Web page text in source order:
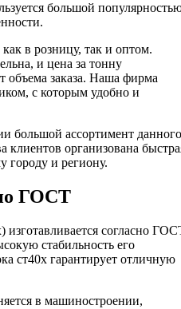
большой
в розницу, так и оптом.
и цена за тонну
объема заказа. Наша фирма
с которым удобно и
большой ассортимент данного
клиентов организована
городу и региону.
ГОСТ
согласно
стабильность его
ст40х гарантирует отличную
в машиностроении,